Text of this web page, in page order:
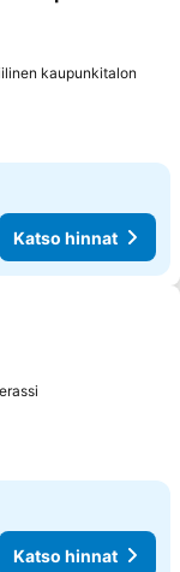
kaupunkitalon
Katso hinnat
Katso hinnat